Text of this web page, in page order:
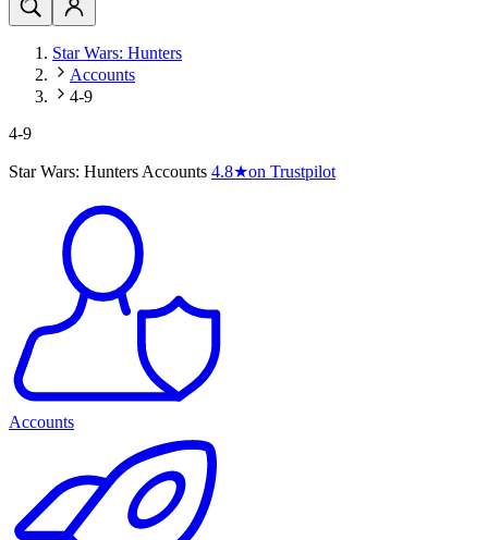
Star Wars: Hunters
Accounts
4-9
4-9
Star Wars: Hunters Accounts 4.8★on Trustpilot
Accounts